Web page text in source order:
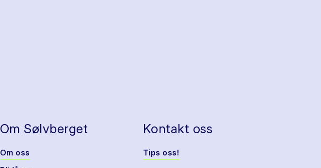
Om Sølvberget
Om oss
Kontakt oss
Tips oss!